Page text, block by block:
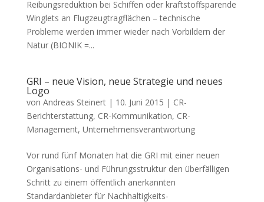
Reibungsreduktion bei Schiffen oder kraftstoffsparende
Winglets an Flugzeugtragflächen – technische
Probleme werden immer wieder nach Vorbildern der
Natur (BIONIK =...
GRI – neue Vision, neue Strategie und neues
Logo
von Andreas Steinert| 10. Juni 2015 | CR-
Berichterstattung, CR-Kommunikation, CR-
Management, Unternehmensverantwortung
Vor rund fünf Monaten hat die GRI mit einer neuen
Organisations- und Führungsstruktur den überfälligen
Schritt zu einem öffentlich anerkannten
Standardanbieter für Nachhaltigkeits-